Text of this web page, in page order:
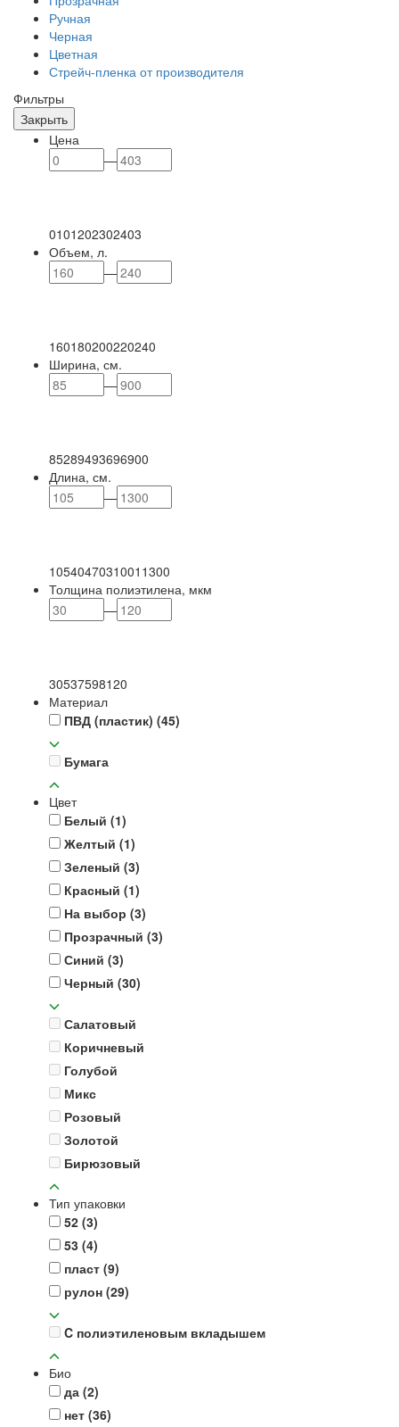
Ручная
Черная
Цветная
Стрейч-пленка от производителя
Фильтры
Закрыть
Цена
—
0101202302403
Объем, л.
—
160180200220240
Ширина, см.
—
85289493696900
Длина, см.
—
1054047031001 1300
Толщина полиэтилена, мкм
—
30537598120
Материал
ПВД (пластик) (45)
Бумага
Цвет
Белый (1)
Желтый (1)
Зеленый (3)
Красный (1)
На выбор (3)
Прозрачный (3)
Синий (3)
Черный (30)
Салатовый
Коричневый
Голубой
Микс
Розовый
Золотой
Бирюзовый
Тип упаковки
52 (3)
53 (4)
пласт (9)
рулон (29)
C полиэтиленовым вкладышем
Био
да (2)
нет (36)